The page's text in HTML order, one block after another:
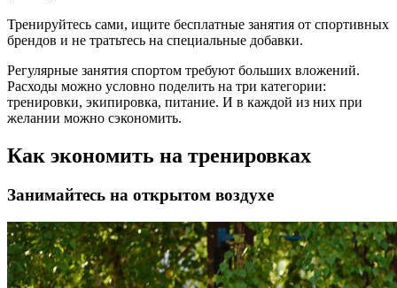
Тренируйтесь сами, ищите бесплатные занятия от спортивных
брендов и не тратьтесь на специальные добавки.
Регулярные занятия спортом требуют больших вложений.
Расходы можно условно поделить на три категории:
тренировки, экипировка, питание. И в каждой из них при
желании можно сэкономить.
Как экономить на тренировках
Занимайтесь на открытом воздухе